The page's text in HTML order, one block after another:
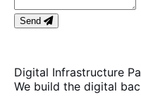
Send
Digital Infrastructure
We build the digital